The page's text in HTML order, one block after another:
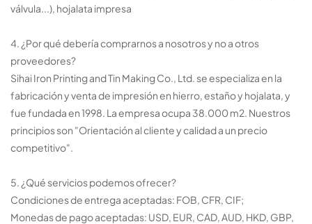
válvula...), hojalata impresa
4. ¿Por qué debería comprarnos a nosotros y no a otros
proveedores?
Sihai Iron Printing and Tin Making Co., Ltd. se especializa en la
fabricación y venta de impresión en hierro, estaño y hojalata, y
fue fundada en 1998. La empresa ocupa 38.000 m2. Nuestros
principios son "Orientación al cliente y calidad a un precio
competitivo".
5. ¿Qué servicios podemos ofrecer?
Condiciones de entrega aceptadas: FOB, CFR, CIF;
Monedas de pago aceptadas: USD, EUR, CAD, AUD, HKD, GBP,